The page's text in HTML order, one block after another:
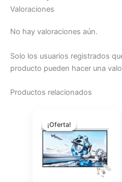
Valoraciones
No hay valoraciones aún.
Solo los usuarios registrados
producto pueden hacer una
Productos relacionados
¡Oferta!
¡Oferta!precio
original
era:
$272.00.
actual
es: